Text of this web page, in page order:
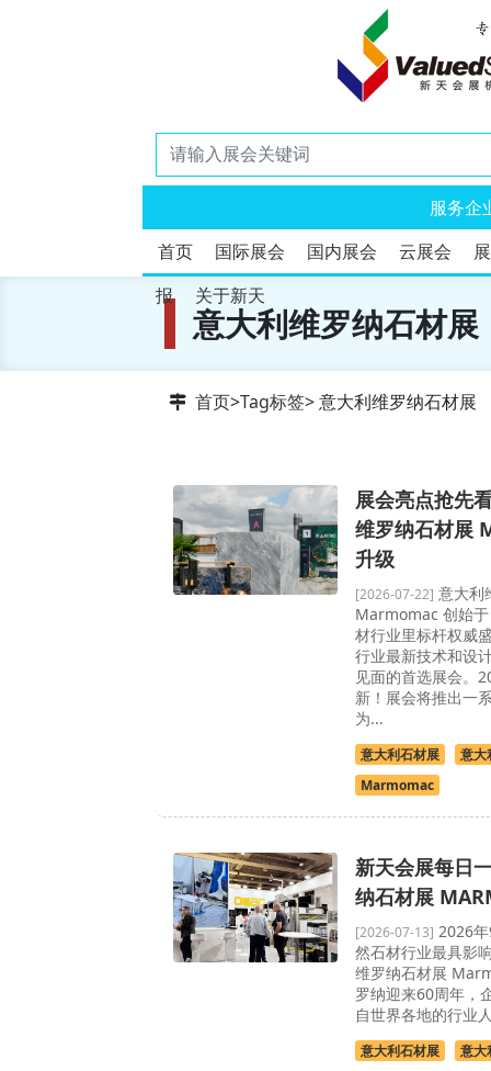
服务企
首页
国际展会 国内展会 云展会
报
关于新天
意大利维罗纳石材展
首页>Tag标签> 意大利维罗纳石材展
展会亮点抢先
维罗纳石材展
升级
[2026-07-22] 意大利
Marmomac 创始
材行业里标杆权威
行业最新技术和设
见面的首选展会。
新！展会将推出一
为...
意大利石材展
意大
Marmomac
新天会展每日
纳石材展
[2026-07-13] 2026
然石材行业最具影
维罗纳石材展
罗纳迎来60周年，
自世界各地的行业
意大利石材展
意大